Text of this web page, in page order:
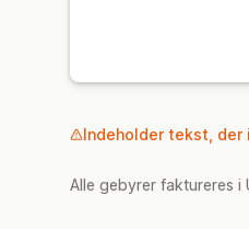
Indeholder tekst, der
Alle gebyrer faktureres i